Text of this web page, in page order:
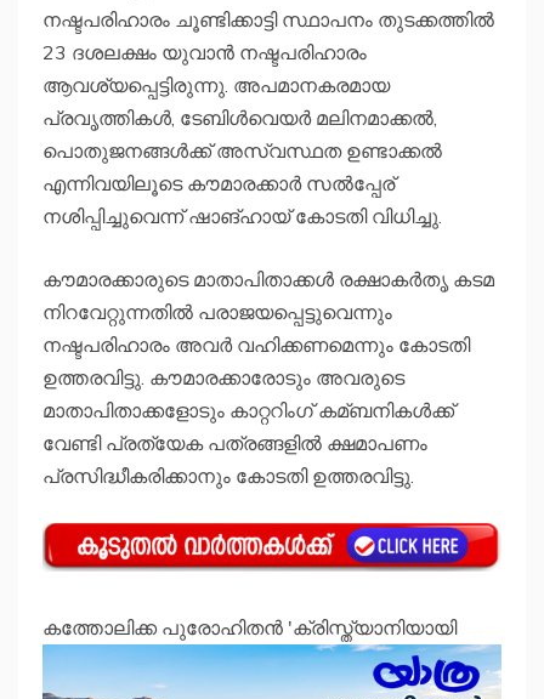
നഷ്ടപരിഹാരം ചൂണ്ടിക്കാട്ടി സ്ഥാപനം തുടക്കത്തില്‍
23 ദശലക്ഷം യുവാൻ നഷ്ടപരിഹാരം
ആവശ്യപ്പെട്ടിരുന്നു. അപമാനകരമായ
പ്രവൃത്തികള്‍, ടേബിള്‍വെയർ മലിനമാക്കല്‍,
പൊതുജനങ്ങള്‍ക്ക് അസ്വസ്ഥത ഉണ്ടാക്കല്‍
എന്നിവയിലൂടെ കൗമാരക്കാർ സല്‍പ്പേര്
നശിപ്പിച്ചുവെന്ന് ഷാങ്ഹായ് കോടതി വിധിച്ചു.
കൗമാരക്കാരുടെ മാതാപിതാക്കള്‍ രക്ഷാകർതൃ കടമ
നിറവേറ്റുന്നതില്‍ പരാജയപ്പെട്ടുവെന്നും
നഷ്ടപരിഹാരം അവർ വഹിക്കണമെന്നും കോടതി
ഉത്തരവിട്ടു. കൗമാരക്കാരോടും അവരുടെ
മാതാപിതാക്കളോടും കാറ്ററിംഗ് കമ്ബനികള്‍ക്ക്
വേണ്ടി പ്രത്യേക പത്രങ്ങളില്‍ ക്ഷമാപണം
പ്രസിദ്ധീകരിക്കാനും കോടതി ഉത്തരവിട്ടു.
കത്തോലിക്ക പുരോഹിതന്‍ 'ക്രിസ്ത്യാനിയായി